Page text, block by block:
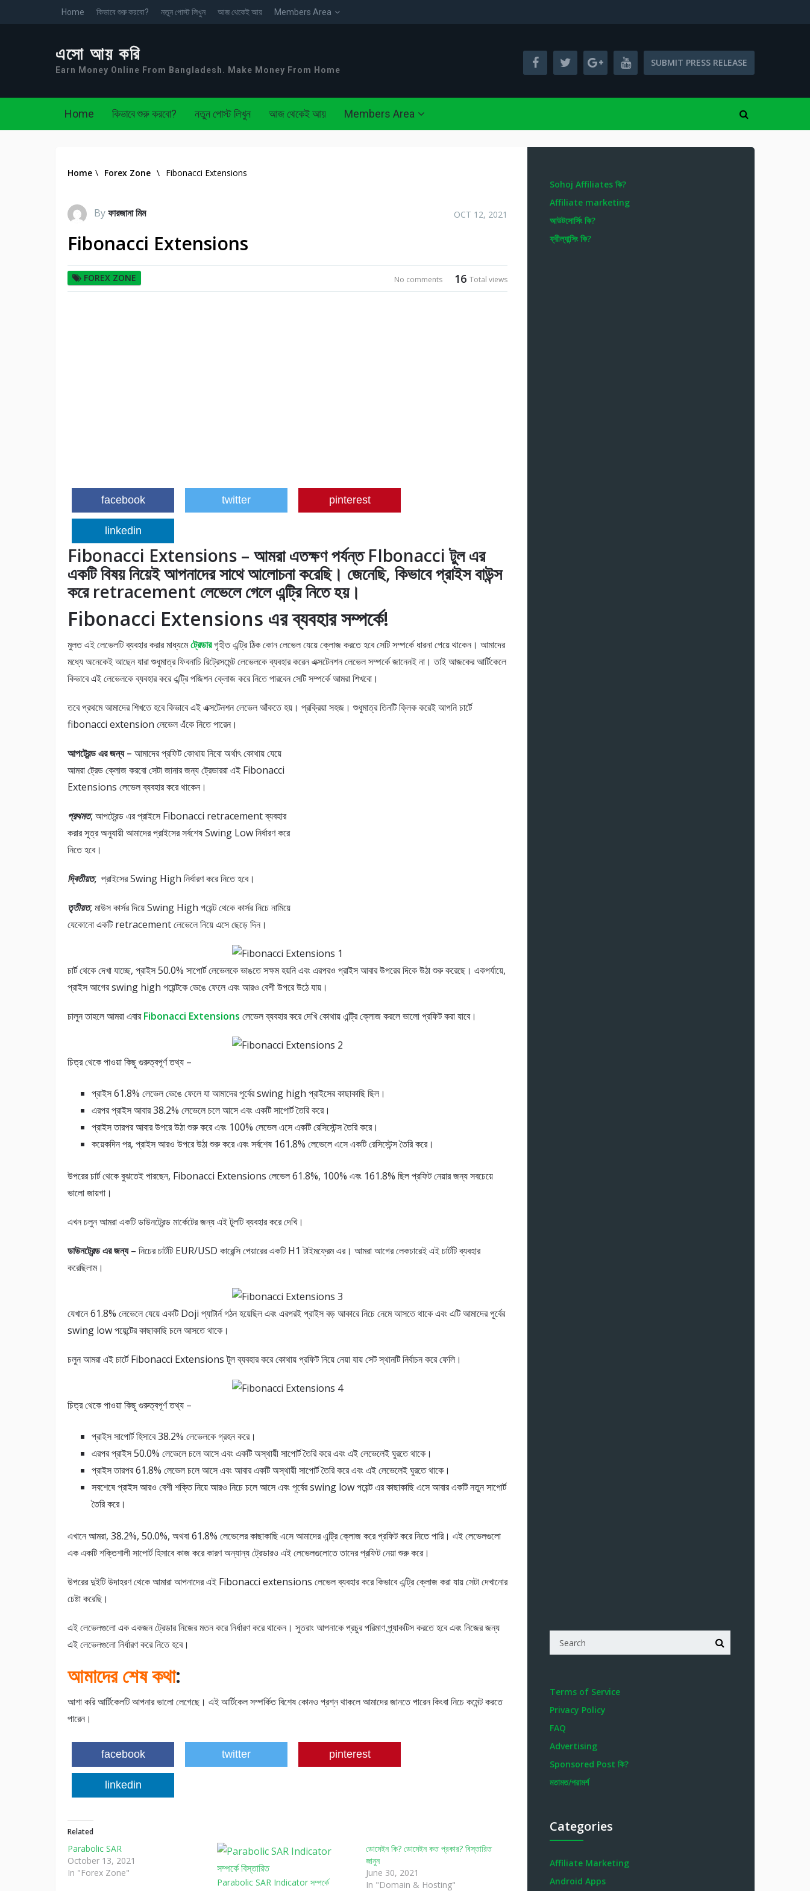
Home কিভাবে শুরু করবো? নতুন পোস্ট লিখুন আজ থেকেই আয় Members Area
এসো আয় করি
Earn Money Online From Bangladesh. Make Money From Home
SUBMIT PRESS RELEASE
Home কিভাবে শুরু করবো? নতুন পোস্ট লিখুন আজ থেকেই আয় Members Area
Home \ Forex Zone \ Fibonacci Extensions
Byফারজানা মিম OCT 12, 2021
Fibonacci Extensions
FOREX ZONE 16 Total views
No comments
facebook twitter pinterest
linkedin
Fibonacci Extensions – আমরা এতক্ষণ পর্যন্ত FIbonacci টুল এর
একটি বিষয় নিয়েই আপনাদের সাথে আলোচনা করেছি। জেনেছি, কিভাবেপ্রাইস বাউন্স
করে retracement লেভেলে গেলে এন্ট্রি নিতে হয়।
Fibonacci Extensions এর ব্যবহার সম্পর্কে!
মুলত এই লেভেলটি ব্যবহার করার মাধ্যমেট্রেডারগৃহীত এন্ট্রি ঠিক কোন লেভেল যেয়ে ক্লোজ করতে হবে সেটি সম্পর্কে ধারনা পেয়ে থাকেন। আমাদের
মধ্যে অনেকেই আছেন যারা শুধুমাত্র ফিবনাচি রিট্রেসমেন্ট লেভেলকে ব্যবহার করেন এক্সটেনশন লেভেল সম্পর্কে জানেনই না। তাই আজকের আর্টিকেলে
কিভাবে এই লেভেলকে ব্যবহার করে এন্ট্রি পজিশন ক্লোজ করে নিতে পারবেন সেটি সম্পর্কে আমরা শিখবো।
তবে প্রথমে আমাদের শিখতে হবে কিভাবে এই এক্সটেনশন লেভেল আঁকতে হয়। প্রক্রিয়া সহজ। শুধুমাত্র তিনটি ক্লিক করেই আপনি চার্টে
fibonacci extension লেভেল এঁকে নিতে পারেন।
আপট্রেন্ড এর জন্য – আমাদের প্রফিট কোথায় নিবো অর্থাৎ কোথায় যেয়ে
আমরা ট্রেড ক্লোজ করবো সেটা জানার জন্য ট্রেডাররা এই Fibonacci
Extensions লেভেল ব্যবহার করে থাকেন।
প্রথমত, আপট্রেন্ড এর প্রাইসে Fibonacci retracement ব্যবহার
করার সুত্র অনুযায়ী আমাদের প্রাইসের সর্বশেষ Swing Low নির্ধারণ করে
নিতে হবে।
দ্বিতীয়ত, প্রাইসের Swing High নির্ধারণ করে নিতে হবে।
তৃতীয়ত, মাউস কার্সর দিয়ে Swing High পয়েন্ট থেকে কার্সর নিচে নামিয়ে
যেকোনো একটি retracement লেভেলে নিয়ে এসে ছেড়ে দিন।
চার্ট থেকে দেখা যাচ্ছে, প্রাইস 50.0% সাপোর্ট লেভেলকে ভাঙতে সক্ষম হয়নি এবং এরপরও প্রাইস আবার উপরের দিকে উঠা শুরু করেছে। একপর্যায়ে,
প্রাইস আগের swing high পয়েন্টকে ভেঙে ফেলে এবং আরও বেশী উপরে উঠে যায়।
চালুন তাহলে আমরা এবারFibonacci Extensions লেভেল ব্যবহার করে দেখি কোথায় এন্ট্রি ক্লোজ করলে ভালো প্রফিট করা যাবে।
চিত্র থেকে পাওয়া কিছু গুরুত্বপূর্ণ তথ্য –
প্রাইস 61.8% লেভেল ভেঙে ফেলে যা আমাদের পূর্বের swing high প্রাইসের কাছাকাছি ছিল।
এরপর প্রাইস আবার 38.2% লেভেলে চলে আসে এবং একটি সাপোর্ট তৈরি করে।
প্রাইস তারপর আবার উপরে উঠা শুরু করে এবং 100% লেভেল এসে একটি রেসিস্টেন্স তৈরি করে।
কয়েকদিন পর, প্রাইস আরও উপরে উঠা শুরু করে এবং সর্বশেষ 161.8% লেভেলে এসে একটি রেসিস্টেন্স তৈরি করে।
উপরের চার্ট থেকে বুঝতেই পারছেন, Fibonacci Extensions লেভেল 61.8%, 100% এবং 161.8% ছিল প্রফিট নেয়ার জন্য সবচেয়ে
ভালো জায়গা।
এখন চলুন আমরা একটি ডাউনট্রেন্ড মার্কেটের জন্য এই টুলটি ব্যবহার করে দেখি।
ডাউনট্রেন্ড এর জন্য– নিচের চার্টটি EUR/USD কারেন্সি পেয়ারের একটি H1 টাইমফ্রেম এর। আমরা আগের লেকচারেই এই চার্টটি ব্যবহার
করেছিলাম।
যেখানে 61.8% লেভেলে যেয়ে একটি Doji প্যাটার্ন গঠন হয়েছিল এবং এরপরই প্রাইস বড় আকারে নিচে নেমে আসতে থাকে এবং এটি আমাদের পূর্বের
swing low পয়েন্টের কাছাকাছি চলে আসতে থাকে।
চলুন আমরা এই চার্টে Fibonacci Extensions টুল ব্যবহার করে কোথায় প্রফিট নিয়ে নেয়া যায় সেট স্থানটি নির্বাচন করে ফেলি।
চিত্র থেকে পাওয়া কিছু গুরুত্বপূর্ণ তথ্য –
প্রাইস সাপোর্ট হিসাবে 38.2% লেভেলকে গ্রহন করে।
এরপর প্রাইস 50.0% লেভেলে চলে আসে এবং একটি অস্থায়ী সাপোর্ট তৈরি করে এবং এই লেভেলেই ঘুরতে থাকে।
প্রাইস তারপর 61.8% লেভেল চলে আসে এবং আবার একটি অস্থায়ী সাপোর্ট তৈরি করে এবং এই লেভেলেই ঘুরতে থাকে।
সবশেষে প্রাইস আরও বেশী শক্তি নিয়ে আরও নিচে চলে আসে এবং পূর্বের swing low পয়েন্ট এর কাছাকাছি এসে আবার একটি নতুন সাপোর্ট
তৈরি করে।
এখানে আমরা, 38.2%, 50.0%, অথবা 61.8% লেভেলের কাছাকাছি এসে আমাদের এন্ট্রি ক্লোজ করে প্রফিট করে নিতে পারি। এই লেভেলগুলো
এক একটি শক্তিশালী সাপোর্ট হিসাবে কাজ করে কারণ অন্যান্য ট্রেডারও এই লেভেলগুলোতে তাদের প্রফিট নেয়া শুরু করে।
উপরের দুইটি উদাহরণ থেকে আমারা আপনাদের এই Fibonacci extensions লেভেল ব্যবহার করে কিভাবে এন্ট্রি ক্লোজ করা যায় সেটা দেখানোর
চেষ্টা করেছি।
এই লেভেলগুলো এক একজন ট্রেডার নিজের মতন করে নির্ধারণ করে থাকেন। সুতরাং আপনাকে প্রচুর পরিমাণ প্র্যাকটিস করতে হবে এবং নিজের জন্য
এই লেভেলগুলো নির্ধারণ করে নিতে হবে।
আমাদের শেষ কথা:
আশা করি আর্টিকেলটি আপনার ভালো লেগেছে। এই আর্টিকেল সম্পর্কিত বিশেষ কোনও প্রশ্ন থাকলে আমাদের জানতে পারেন কিংবা নিচে কমেন্ট করতে
পারেন।
facebook twitter pinterest
linkedin
Related
Parabolic SAR
October 13, 2021
In "Forex Zone"
Parabolic SAR Indicator সম্পর্কে
ডোমেইন কি? ডোমেইন কত প্রকার? বিস্তারিত
জানুন
June 30, 2021
In "Domain & Hosting"
Sohoj Affiliates কি?
Affiliate marketing
আউটসোর্সিং কি?
ফ্রীল্যান্সিং কি?
Terms of Service
Privacy Policy
FAQ
Advertising
Sponsored Post কি?
মতামত/পরামর্শ
Categories
Affiliate Marketing
Android Apps